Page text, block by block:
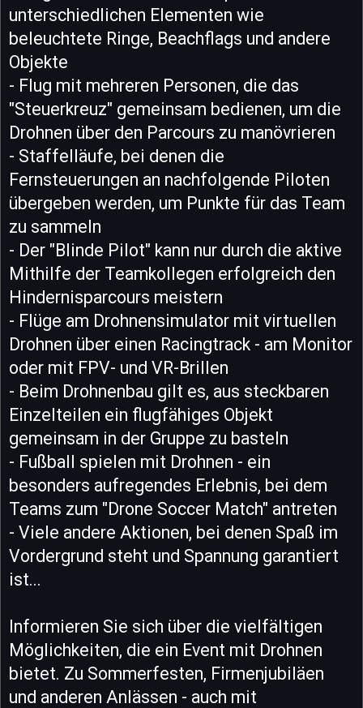
unterschiedlichen Elementen wie
beleuchtete Ringe, Beachflags und andere
Objekte
- Flug mit mehreren Personen, die das
"Steuerkreuz" gemeinsam bedienen, um die
Drohnen über den Parcours zu manövrieren
- Staffelläufe, bei denen die
Fernsteuerungen an nachfolgende Piloten
übergeben werden, um Punkte für das Team
zu sammeln
- Der "Blinde Pilot" kann nur durch die aktive
Mithilfe der Teamkollegen erfolgreich den
Hindernisparcours meistern
- Flüge am Drohnensimulator mit virtuellen
Drohnen über einen Racingtrack - am Monitor
oder mit FPV- und VR-Brillen
- Beim Drohnenbau gilt es, aus steckbaren
Einzelteilen ein flugfähiges Objekt
gemeinsam in der Gruppe zu basteln
- Fußball spielen mit Drohnen - ein
besonders aufregendes Erlebnis, bei dem
Teams zum "Drone Soccer Match" antreten
- Viele andere Aktionen, bei denen Spaß im
Vordergrund steht und Spannung garantiert
ist...
Informieren Sie sich über die vielfältigen
Möglichkeiten, die ein Event mit Drohnen
bietet. Zu Sommerfesten, Firmenjubiläen
und anderen Anlässen - auch mit